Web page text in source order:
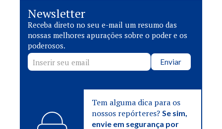
Newsletter
Receba direto no seu e-mail um resumo das
nossas melhores apurações sobre o poder e os
poderosos.
Enviar
Tem alguma dica para os
nossos repórteres?Se sim,
envie em segurança por